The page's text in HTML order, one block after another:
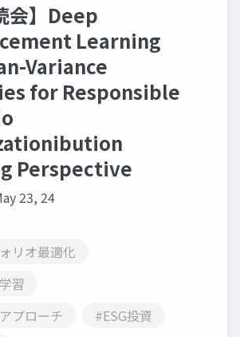
会】Deep
Learning
Variance
for Responsible
Perspective
23, 24
リオ最適化
習
プローチ
#ESG投資